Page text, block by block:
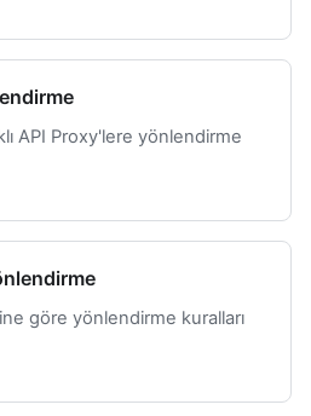
API Proxy'lere yönlendirme
göre yönlendirme kuralları